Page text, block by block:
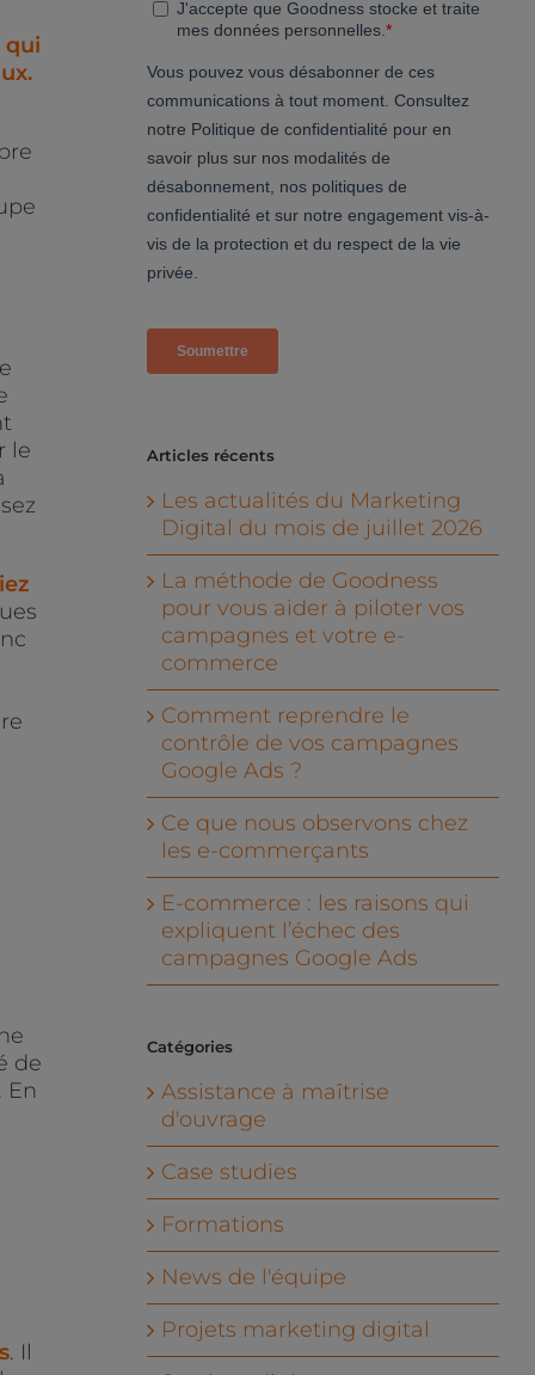
qui
le
de
En
. Il
Articles récents
Les actualités du Marketing
Digital du mois de juillet 2026
La méthode de Goodness
pour vous aider à piloter vos
campagnes et votre e-
commerce
Comment reprendre le
contrôle de vos campagnes
Google Ads ?
Ce que nous observons chez
les e-commerçants
E-commerce : les raisons qui
expliquent l’échec des
campagnes Google Ads
Catégories
Assistance à maîtrise
d'ouvrage
Case studies
Formations
News de l'équipe
Projets marketing digital